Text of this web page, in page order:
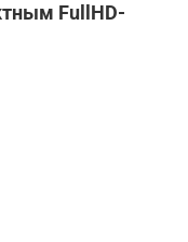
FullHD-